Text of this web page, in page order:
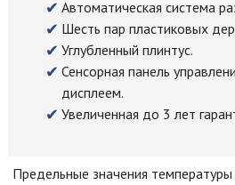
Автоматическая система
Шесть пар пластиковых
Углубленный плинтус.
Сенсорная панель
дисплеем.
Увеличенная до 3 лет
Предельные значения